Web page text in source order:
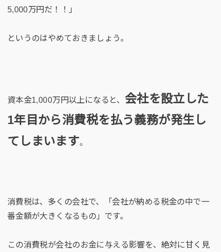
5,000万円だ！！」
というのはやめておきましょう。
資本金1,000万円以上になると、 会社を設立した
1年目から消費税を払う義務が発生し
てしまいます。
消費税は、多くの会社で、「会社が納める税金の中で一
番金額が大きくなるもの」です。
この消費税が会社のお金に与える影響を、絶対に甘く見